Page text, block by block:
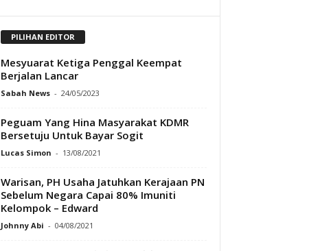
PILIHAN EDITOR
Mesyuarat Ketiga Penggal Keempat
Berjalan Lancar
Sabah News - 24/05/2023
Peguam Yang Hina Masyarakat KDMR
Bersetuju Untuk Bayar Sogit
Lucas Simon - 13/08/2021
Warisan, PH Usaha Jatuhkan Kerajaan PN
Sebelum Negara Capai 80% Imuniti
Kelompok – Edward
Johnny Abi - 04/08/2021